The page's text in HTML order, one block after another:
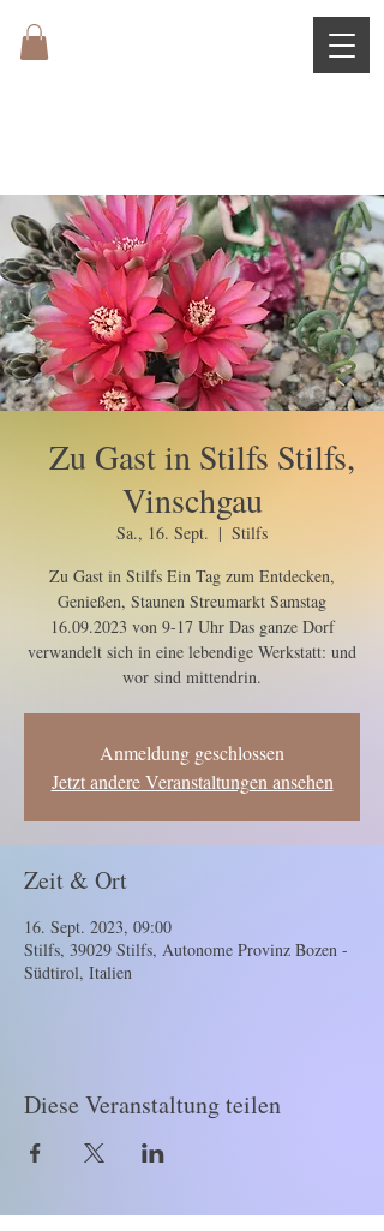
Zu Gast in Stilfs Stilfs,
Vinschgau
Sa., 16. Sept.
  |
Stilfs
Zu Gast in Stilfs Ein Tag zum Entdecken,
Genießen, Staunen Streumarkt Samstag
16.09.2023 von 9-17 Uhr Das ganze Dorf
verwandelt sich in eine lebendige Werkstatt: und
wor sind mittendrin.
Anmeldung geschlossen
Jetzt andere Veranstaltungen ansehen
Zeit & Ort
16. Sept. 2023, 09:00
Stilfs, 39029 Stilfs, Autonome Provinz Bozen -
Südtirol, Italien
Diese Veranstaltung teilen